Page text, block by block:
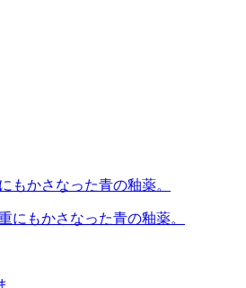
もかさなった青の釉薬。